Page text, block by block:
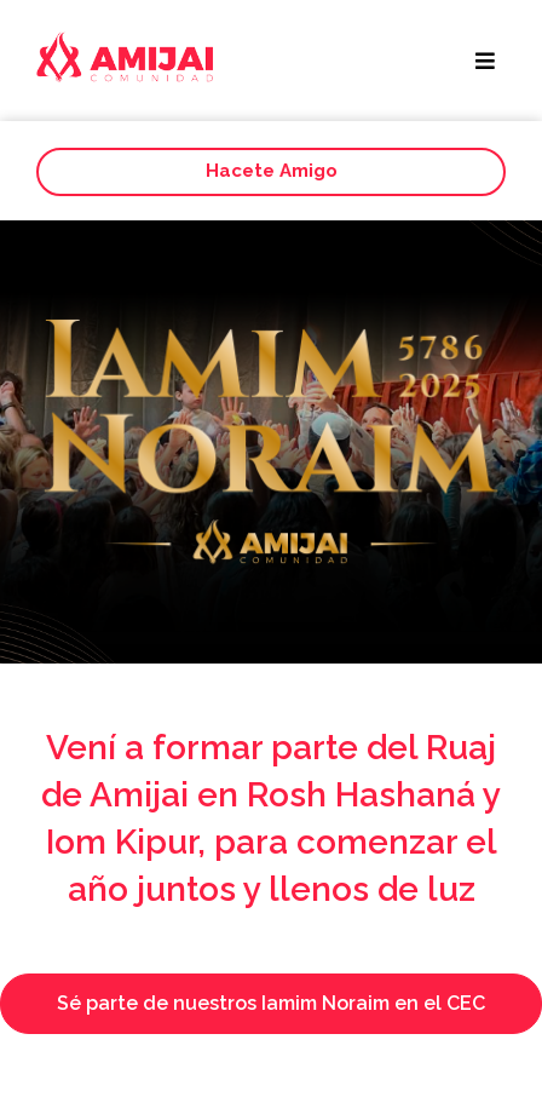
Hacete Amigo
Vení a formar parte del Ruaj
de Amijai en Rosh Hashaná y
Iom Kipur, para comenzar el
año juntos y llenos de luz
Sé parte de nuestros Iamim Noraim en el CEC